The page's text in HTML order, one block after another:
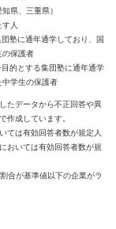
県、三重県）
人
塾に通年通学しており、国
の保護者
的とする集団塾に通年通学
中学生の保護者
たデータから不正回答や異
作成しています。
ては有効回答者数が規定人
おいては有効回答者数が規
合が基準値以下の企業がラ